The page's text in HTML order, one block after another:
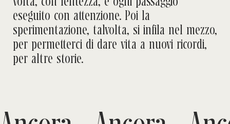
eseguito con attenzione. Poi la
sperimentazione, talvolta, si infila nel mezzo,
per permetterci di dare vita a nuovi ricordi,
per altre storie.